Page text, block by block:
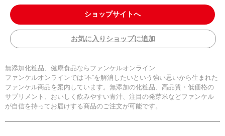
ショップサイトへ
お気に入りショップに追加
無添加化粧品、健康食品ならファンケルオンライン
ファンケルオンラインでは”不”を解消したいという強い思いから生まれた
ファンケル商品を案内しています。無添加の化粧品、高品質・低価格の
サプリメント、おいしく飲みやすい青汁、注目の発芽米などファンケル
が自信を持ってお届けする商品のご注文が可能です。